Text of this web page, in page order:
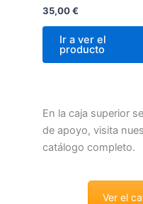
35,00€
Ir a ver el
producto
En la caja superior
de apoyo, visita
catálogo completo.
Ver el